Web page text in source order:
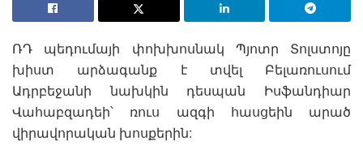
ՌԴ պեդումայի փոխխոսնակ Պյոտր Տոլստոյը
խիստ արձագանք է տվել Բելառուսում
Ադրբեջանի նախկին դեսպան Իսֆանդիար
Վահաբզադեի՝ ռուս ազգի հասցեին արած
վիրավորական խոսքերին: